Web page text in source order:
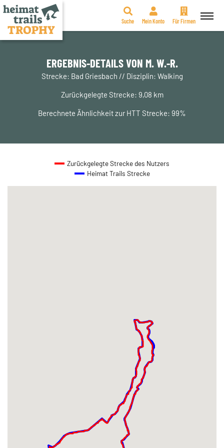
Zum
Suche Mein Konto Für Firmen
ERGEBNIS-DETAILS VON M. W.-R.
Strecke: Bad Griesbach // Disziplin: Walking
Zurückgelegte Strecke: 9,08 km
Berechnete Ähnlichkeit zur HTT Strecke: 99%
Zurückgelegte Strecke des Nutzers
Heimat Trails Strecke